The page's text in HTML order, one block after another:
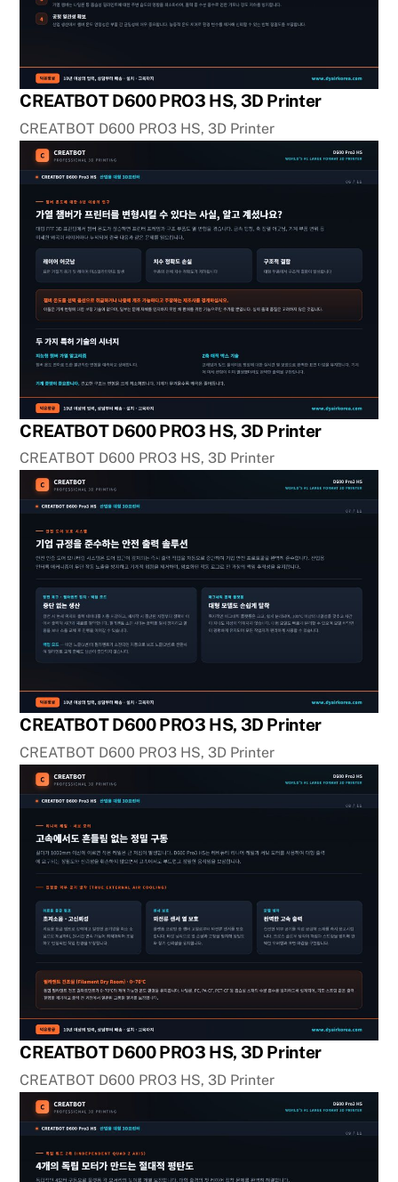
CREATBOT D600 PRO3 HS, 3D Printer
CREATBOT D600 PRO3 HS, 3D Printer
CREATBOT D600 PRO3 HS, 3D Printer
CREATBOT D600 PRO3 HS, 3D Printer
CREATBOT D600 PRO3 HS, 3D Printer
CREATBOT D600 PRO3 HS, 3D Printer
CREATBOT D600 PRO3 HS, 3D Printer
CREATBOT D600 PRO3 HS, 3D Printer